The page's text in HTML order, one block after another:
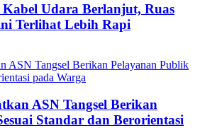
Udara Berlanjut, Ruas
Terlihat Lebih Rapi
ASN Tangsel Berikan
Standar dan Berorientasi